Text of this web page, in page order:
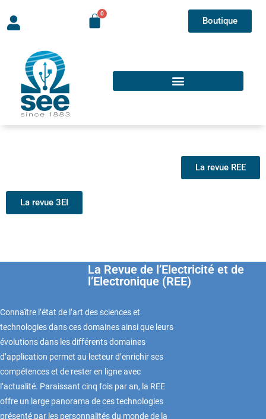
Boutique
La revue REE
La revue 3EI
La Revue de l’Electricité et de
l’Electronique (REE)
Connaître l’état de l’art des sciences et
technologies dans ces domaines ainsi que leurs
évolutions dans les différents domaines
d’application permet au lecteur d’enrichir ses
compétences et de rester en ligne avec
l’actualité. Paraissant cinq fois par an, la REE
offre un large panorama de ces technologies
présenté par les personnalités du monde de la